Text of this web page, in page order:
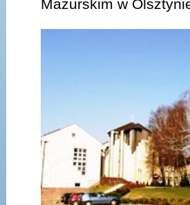
Mazurskim w